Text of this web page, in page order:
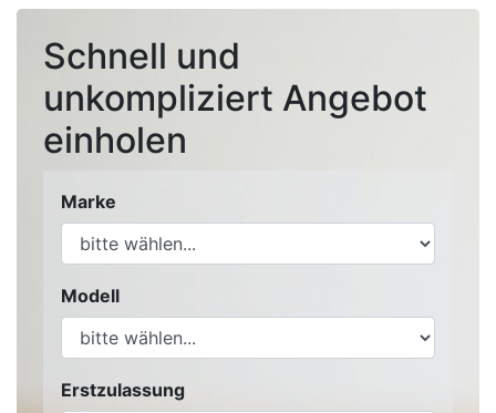
Schnell und
unkompliziert Angebot
einholen
Marke
Modell
Erstzulassung